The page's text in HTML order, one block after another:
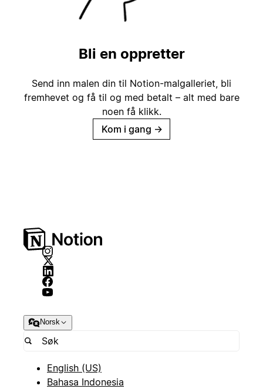
Bli en oppretter
Send inn malen din til Notion-malgalleriet, bli
fremhevet og få til og med betalt – alt med bare
noen få klikk.
Kom i gang →
Norsk
English (US)
Bahasa Indonesia